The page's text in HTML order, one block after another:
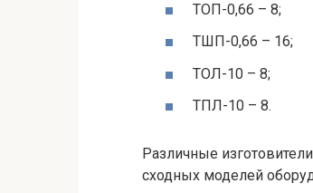
ТОП-0,66 – 8;
ТШП-0,66 – 16;
ТОЛ-10 – 8;
ТПЛ-10 – 8.
Различные
сходных моделей